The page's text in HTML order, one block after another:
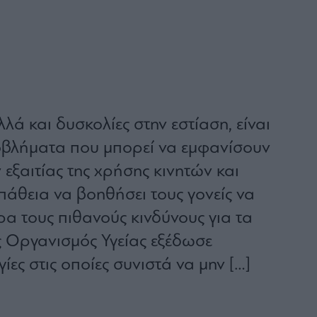
και δυσκολίες στην εστίαση, είναι
που μπορεί να εμφανίσουν
της χρήσης κινητών και
να βοηθήσει τους γονείς να
τους πιθανούς κινδύνους για τα
Υγείας εξέδωσε
στις οποίες συνιστά να μην […]